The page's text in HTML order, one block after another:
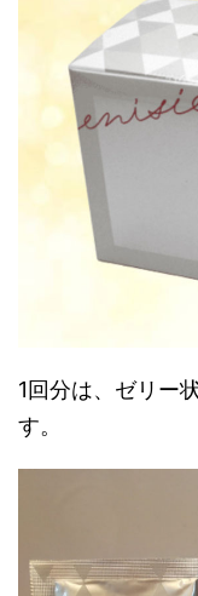
1回分は、ゼリー
す。